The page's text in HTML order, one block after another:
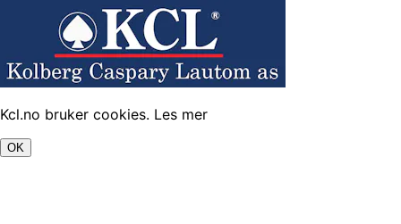
Kcl.no bruker cookies. Les mer
OK